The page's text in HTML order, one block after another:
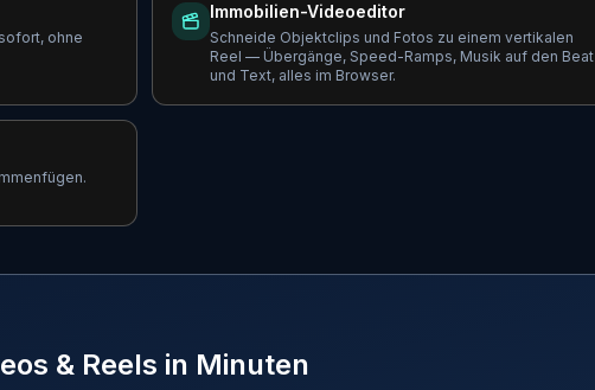
ohne
Immobilien-Videoeditor
Schneide Objektclips und Fotos zu einem vertikalen
Reel — Übergänge, Speed-Ramps, Musik auf den Beat
und Text, alles im Browser.
& Reels in Minuten